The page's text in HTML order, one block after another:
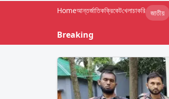
Homeআন্তর্জাতিকক্রিকেটখেলাচাকরি জাতীয়
Breaking